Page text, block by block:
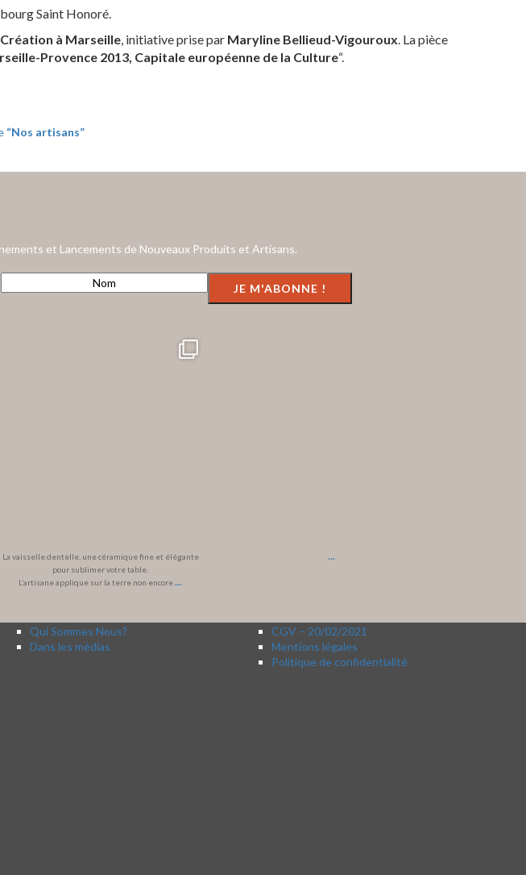
Saint Honoré.
à Marseille, initiative prise par Maryline Bellieud-Vigouroux. La pièce
Provence 2013, Capitale européenne de la Culture“.
“Nos artisans”
et Lancements de Nouveaux Produits et Artisans.
La vaisselle dentelle, une céramique fine et élégante
pour sublimer votre table.
L’artisane applique sur la terre non encore...
...
Qui Sommes Nous?
Dans les médias
CGV – 20/02/2021
Mentions légales
Politique de confidentialité